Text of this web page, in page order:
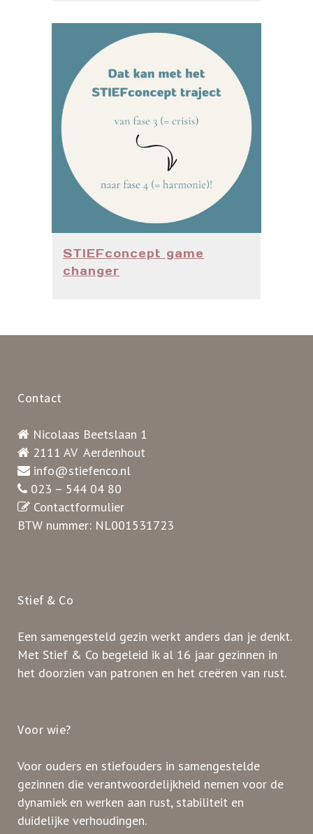
STIEFconcept game
changer
Contact
Nicolaas Beetslaan 1
2111 AV Aerdenhout
info@stiefenco.nl
023 – 544 04 80
Contactformulier
BTW nummer: NL001531723
Stief & Co
Een samengesteld gezin werkt anders dan je denkt.
Met Stief & Co begeleid ik al 16 jaar gezinnen in
het doorzien van patronen en het creëren van rust.
Voor wie?
Voor ouders en stiefouders in samengestelde
gezinnen die verantwoordelijkheid nemen voor de
dynamiek en werken aan rust, stabiliteit en
duidelijke verhoudingen.